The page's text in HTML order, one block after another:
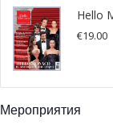
Hello
€19.00
Мероприятия